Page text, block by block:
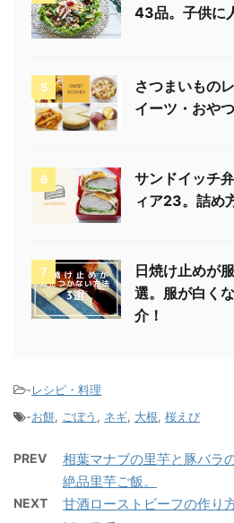
43品。子供に
5
さつまいもの
イーツ・おや
6
サンドイッチ
ィア23。詰め
7
日焼け止めが
選。服が白く
介！
-レシピ・料理
-お餅, ごぼう , ネギ, 大根, 桜えび
PREV
相葉マナブの里芋と豚バラ
絶品里芋ご飯。
NEXT
甘酒ローストビーフの作り